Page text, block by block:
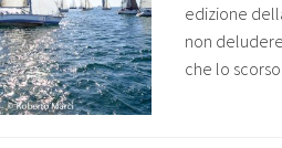
edizione
non
che lo scorso